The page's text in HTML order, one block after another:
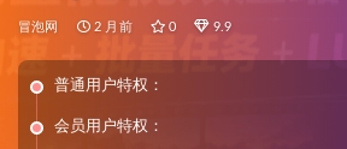
冒泡网 2 月前 0 9.9
普通用户特权：
会员用户特权：